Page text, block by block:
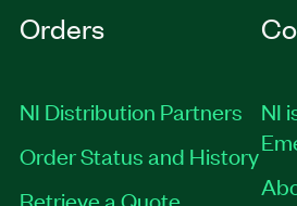
Orders
NI Distribution Partners
Order Status and History
Retrieve a Quote
NI